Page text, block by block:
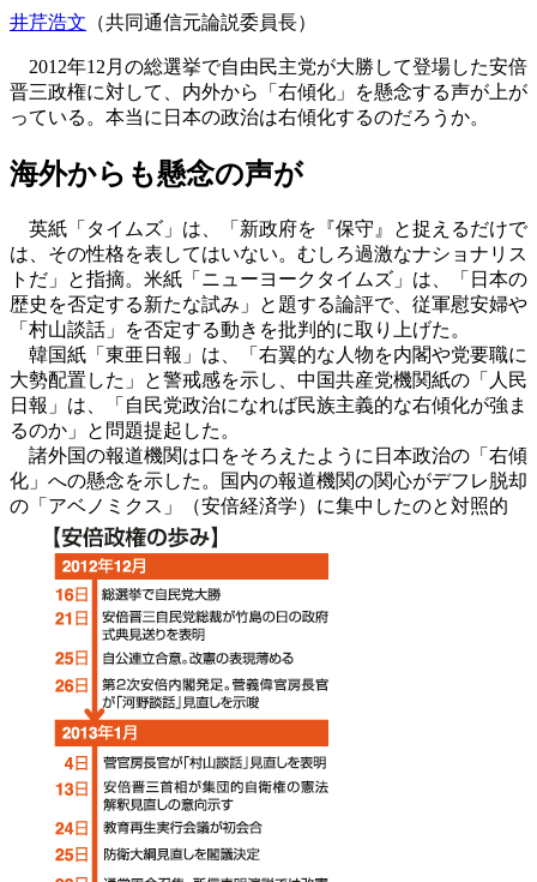
井芹浩文 （共同通信元論説委員長）
2012年12月の総選挙で自由民主党が大勝して登場した安倍
晋三政権に対して、内外から「右傾化」を懸念する声が上が
っている。本当に日本の政治は右傾化するのだろうか。
海外からも懸念の声が
英紙「タイムズ」は、「新政府を『保守』と捉えるだけで
は、その性格を表してはいない。むしろ過激なナショナリス
トだ」と指摘。米紙「ニューヨークタイムズ」は、「日本の
歴史を否定する新たな試み」と題する論評で、従軍慰安婦や
「村山談話」を否定する動きを批判的に取り上げた。
韓国紙「東亜日報」は、「右翼的な人物を内閣や党要職に
大勢配置した」と警戒感を示し、中国共産党機関紙の「人民
日報」は、「自民党政治になれば民族主義的な右傾化が強ま
るのか」と問題提起した。
諸外国の報道機関は口をそろえたように日本政治の「右傾
化」への懸念を示した。国内の報道機関の関心がデフレ脱却
の「アベノミクス」（安倍経済学）に集中したのと対照的